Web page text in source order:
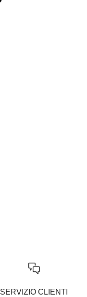
SERVIZIO CLIENTI